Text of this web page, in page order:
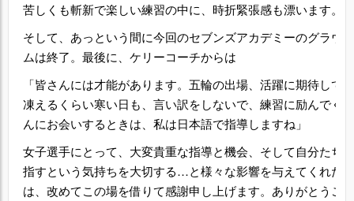
苦しくも斬新で楽しい練習の中に、時折緊張感も漂います。
そして、あっという間に今回のセブンズアカデミーのグラウ
ムは終了。最後に、ケリーコーチからは
「皆さんには才能があります。五輪の出場、活躍に期待して
凍えるくらい寒い日も、言い訳をしないで、練習に励んでく
んにお会いするときは、私は日本語で指導しますね」
女子選手にとって、大変貴重な指導と機会、そして自分たち
指すという気持ちを大切する…と様々な影響を与えてくれた
は、改めてこの場を借りて感謝申し上げます。ありがとうご